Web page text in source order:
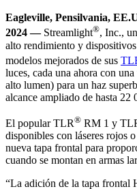
Eagleville, Pensilvania,
2024—Streamlight®, Inc.,
alto rendimiento y
modelos mejorados de sus
luces, cada una ahora con
alto lumen) para un haz
alcance ampliado de hasta 22
El popular TLR® RM 1 y
disponibles con láseres rojos
nueva tapa frontal para
cuando se montan en armas
“La adición de la tapa frontal